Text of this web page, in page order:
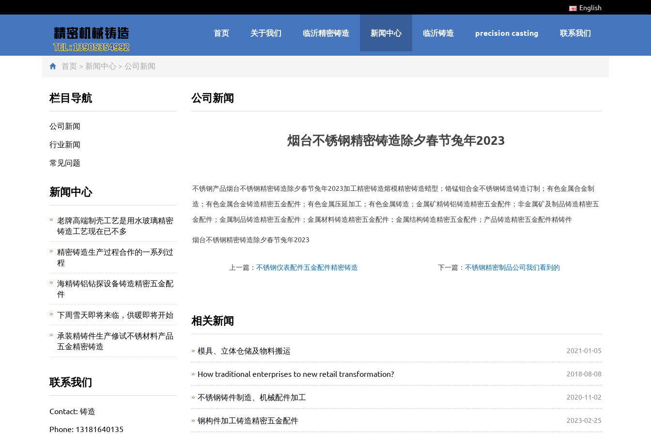
English
首页 关于我们 临沂精密铸造 新闻中心 临沂铸造 precision casting 联系我们
首页 > 新闻中心 > 公司新闻
公司新闻
烟台不锈钢精密铸造除夕春节兔年2023
不锈钢产品烟台不锈钢精密铸造除夕春节兔年2023加工精密铸造熔模精密铸造蜡型；铬锰钼合金不锈钢铸造铸造订制；有色金属合金制
造；有色金属合金铸造精密五金配件；有色金属压延加工；有色金属铸造；金属矿精铸铝铸造精密五金配件；非金属矿及制品铸造精密五
金配件；金属制品铸造精密五金配件；金属材料铸造精密五金配件；金属结构铸造精密五金配件；产品铸造精密五金配件精铸件
烟台不锈钢精密铸造除夕春节兔年2023
上一篇：不锈钢仪表配件五金配件精密铸造 下一篇：不锈钢精密制品公司我们看到的
相关新闻
模具、立体仓储及物料搬运 2021-01-05
How traditional enterprises to new retail transformation? 2018-08-08
不锈钢铸件制造、机械配件加工 2020-11-02
钢构件加工铸造精密五金配件 2023-02-25
栏目导航
公司新闻
行业新闻
常见问题
新闻中心
老牌高端制壳工艺是用水玻璃精密
铸造工艺现在已不多
精密铸造生产过程合作的一系列过
程
海精铸铝钻探设备铸造精密五金配
件
下周雪天即将来临，供暖即将开始
承装精铸件生产修试不锈材料产品
五金精密铸造
联系我们
Contact: 铸造
Phone: 13181640135